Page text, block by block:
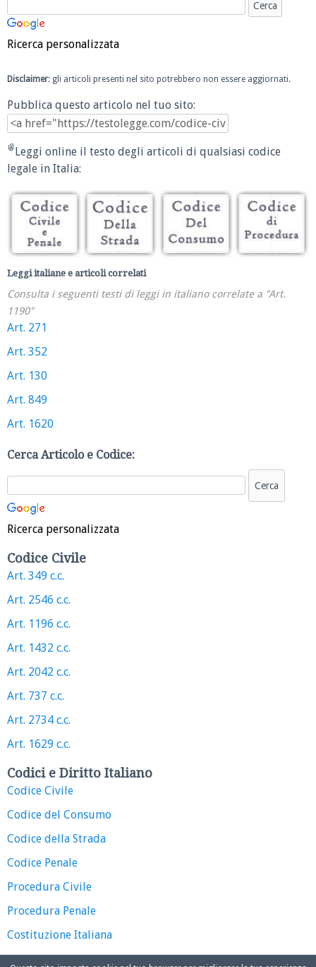
Ricerca personalizzata
Disclaimer: gli articoli presenti nel sito potrebbero non essere aggiornati.
Pubblica questo articolo nel tuo sito:
Leggi online il testo degli articoli di qualsiasi codice
legale in Italia:
Leggi italiane e articoli correlati
Consulta i seguenti testi di leggi in italiano correlate a "Art.
1190"
Art. 271
Art. 352
Art. 130
Art. 849
Art. 1620
Cerca Articolo e Codice:
Ricerca personalizzata
Codice Civile
Art. 349 c.c.
Art. 2546 c.c.
Art. 1196 c.c.
Art. 1432 c.c.
Art. 2042 c.c.
Art. 737 c.c.
Art. 2734 c.c.
Art. 1629 c.c.
Codici e Diritto Italiano
Codice Civile
Codice del Consumo
Codice della Strada
Codice Penale
Procedura Civile
Procedura Penale
Costituzione Italiana